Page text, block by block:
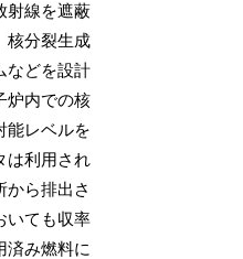
射線を遮蔽
核分裂生成
などを設計
炉内での核
能レベルを
は利用され
から排出さ
いても収率
済み燃料に